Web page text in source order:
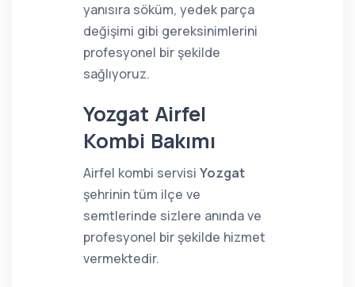
yanısıra söküm, yedek parça
değişimi gibi gereksinimlerini
profesyonel bir şekilde
sağlıyoruz.
Yozgat Airfel
Kombi Bakımı
Airfel kombi servisi Yozgat
şehrinin tüm ilçe ve
semtlerinde sizlere anında ve
profesyonel bir şekilde hizmet
vermektedir.